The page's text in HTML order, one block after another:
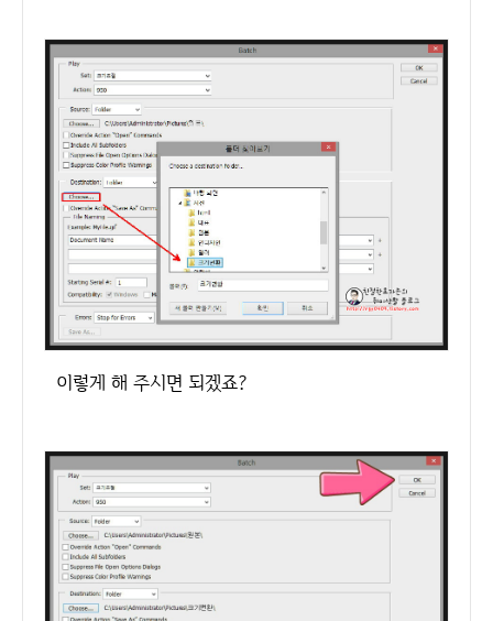
이렇게 해 주시면 되겠죠?